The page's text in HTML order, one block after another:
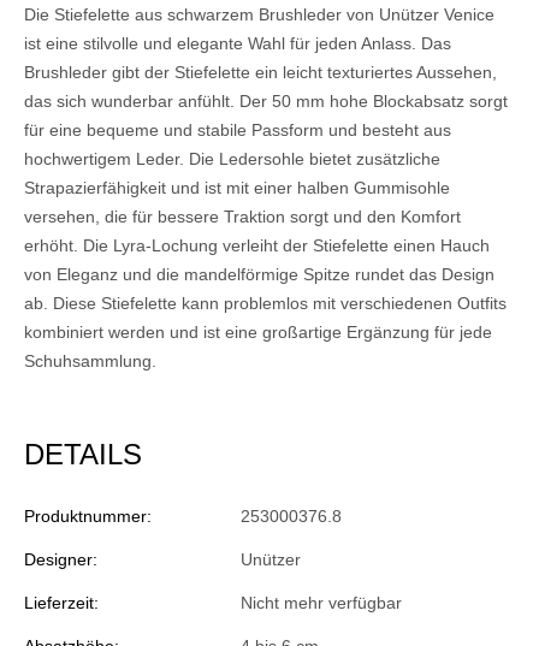
Die Stiefelette aus schwarzem Brushleder von Unützer Venice
ist eine stilvolle und elegante Wahl für jeden Anlass. Das
Brushleder gibt der Stiefelette ein leicht texturiertes Aussehen,
das sich wunderbar anfühlt. Der 50 mm hohe Blockabsatz sorgt
für eine bequeme und stabile Passform und besteht aus
hochwertigem Leder. Die Ledersohle bietet zusätzliche
Strapazierfähigkeit und ist mit einer halben Gummisohle
versehen, die für bessere Traktion sorgt und den Komfort
erhöht. Die Lyra-Lochung verleiht der Stiefelette einen Hauch
von Eleganz und die mandelförmige Spitze rundet das Design
ab. Diese Stiefelette kann problemlos mit verschiedenen Outfits
kombiniert werden und ist eine großartige Ergänzung für jede
Schuhsammlung.
DETAILS
Produktnummer: 253000376.8
Designer: Unützer
Lieferzeit: Nicht mehr verfügbar